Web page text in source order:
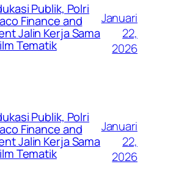
Publik, Polri
Finance and
Jalin Kerja Sama
Tematik
Januari
22,
2026
Publik, Polri
Finance and
Jalin Kerja Sama
Tematik
Januari
22,
2026